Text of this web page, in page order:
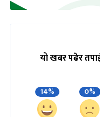
यो खबर पढेर
14% 0%